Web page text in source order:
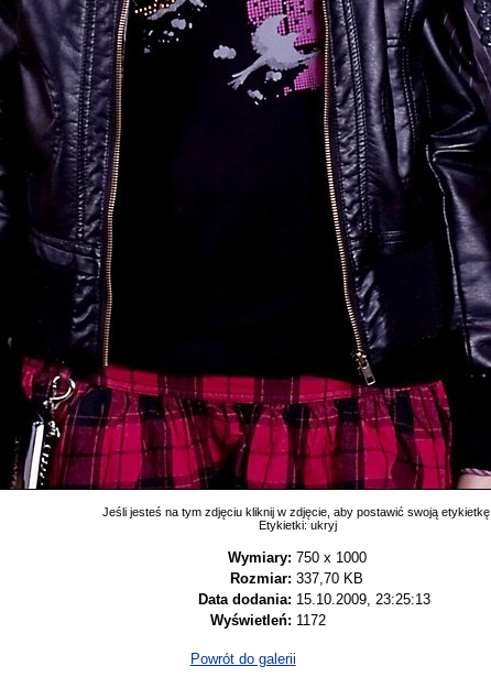
Jeśli jesteś na tym zdjęciu kliknij w zdjęcie, aby postawić swoją etykietkę.
Etykietki: ukryj
Wymiary: 750 x 1000
Rozmiar: 337,70 KB
Data dodania: 15.10.2009, 23:25:13
Wyświetleń: 1172
Powrót do galerii